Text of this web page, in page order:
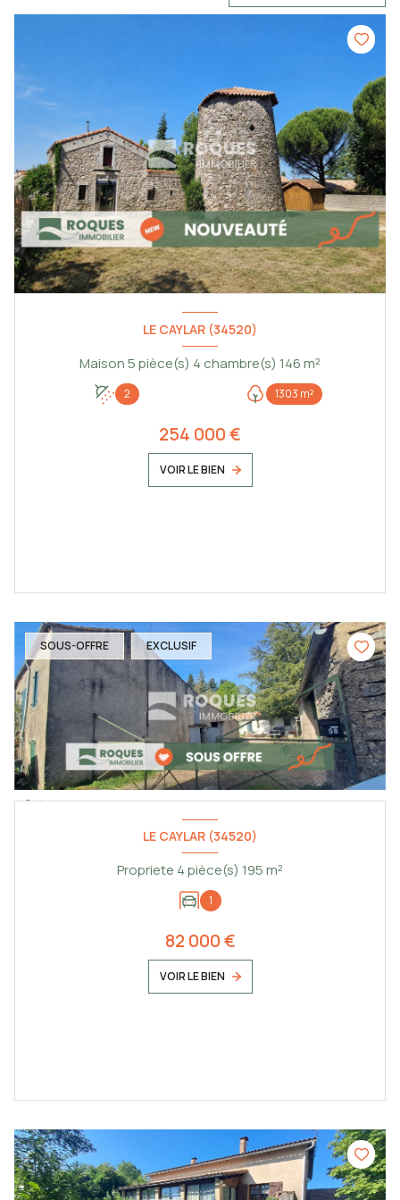
LE CAYLAR (34520)
Maison 5 pièce(s) 4 chambre(s) 146 m²
2 1303 m²
254 000 €
VOIR LE BIEN
SOUS-OFFRE EXCLUSIF
LE CAYLAR (34520)
Propriete 4 pièce(s) 195 m²
1
82 000 €
VOIR LE BIEN